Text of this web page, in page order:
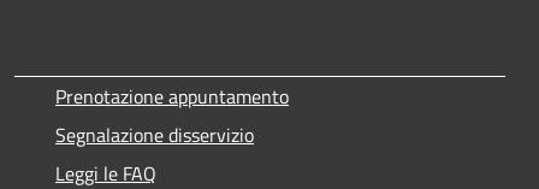
Prenotazione appuntamento
Segnalazione disservizio
Leggi le FAQ